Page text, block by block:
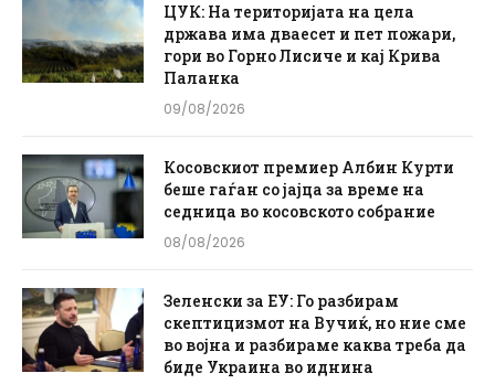
ЦУК: На територијата на цела
држава има дваесет и пет пожари,
гори во Горно Лисиче и кај Крива
Паланка
09/08/2026
Косовскиот премиер Албин Курти
беше гаѓан со јајца за време на
седница во косовското собрание
08/08/2026
Зеленски за ЕУ: Го разбирам
скептицизмот на Вучиќ, но ние сме
во војна и разбираме каква треба да
биде Украина во иднина